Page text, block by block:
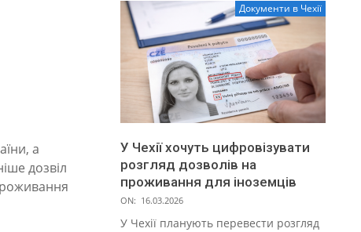
а
дозвіл
Документи в Чехії
У Чехії хочуть цифровізувати
розгляд дозволів на
проживання для іноземців
ON: 16.03.2026
У Чехії планують перевести розгляд